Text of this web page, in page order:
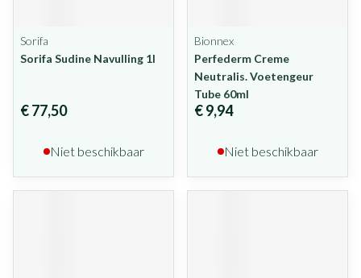
Sorifa
Sorifa Sudine Navulling 1l
€ 77,50
Niet beschikbaar
Bionnex
Perfederm Creme
Neutralis. Voetengeur
Tube 60ml
€ 9,94
Niet beschikbaar